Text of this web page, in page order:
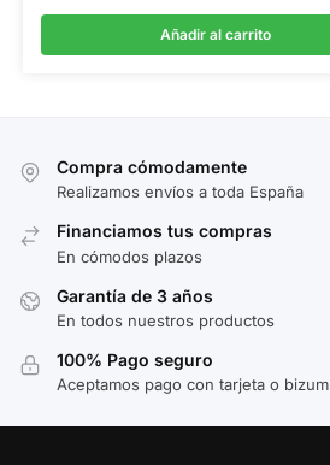
Añadir al carrito
Compra cómodamente
Realizamos envíos a toda España
Financiamos tus compras
En cómodos plazos
Garantía de 3 años
En todos nuestros productos
100% Pago seguro
Aceptamos pago con tarjeta o bizum